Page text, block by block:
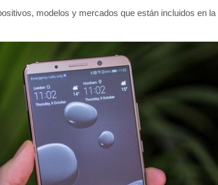
modelos y mercados que están incluidos en